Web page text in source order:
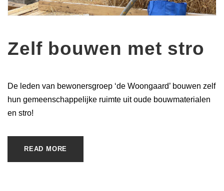
Zelf bouwen met stro
De leden van bewonersgroep ‘de Woongaard’ bouwen zelf
hun gemeenschappelijke ruimte uit oude bouwmaterialen
en stro!
READ MORE